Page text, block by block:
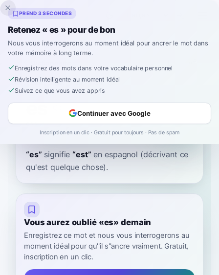
Inklingo
Accueil› Espagnol›Dictionnaire ›es
es
ess es
“es” signifie “est” en espagnol (décrivant ce
qu'est quelque chose).
Vous aurez oublié «es» demain
Enregistrez ce mot et nous vous interrogerons au
moment idéal pour qu''il s''ancre vraiment. Gratuit,
inscription en un clic.
PREND 3 SECONDES
Retenez « es » pour de bon
Nous vous interrogerons au moment idéal pour ancrer le mot dans
votre mémoire à long terme.
Enregistrez des mots dans votre vocabulaire personnel
Révision intelligente au moment idéal
Suivez ce que vous avez appris
Continuer avec Google
Inscription en un clic · Gratuit pour toujours · Pas de spam